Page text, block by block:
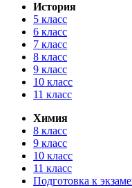
История
5 класс
6 класс
7 класс
8 класс
9 класс
10 класс
11 класс
Химия
8 класс
9 класс
10 класс
11 класс
Подготовка к